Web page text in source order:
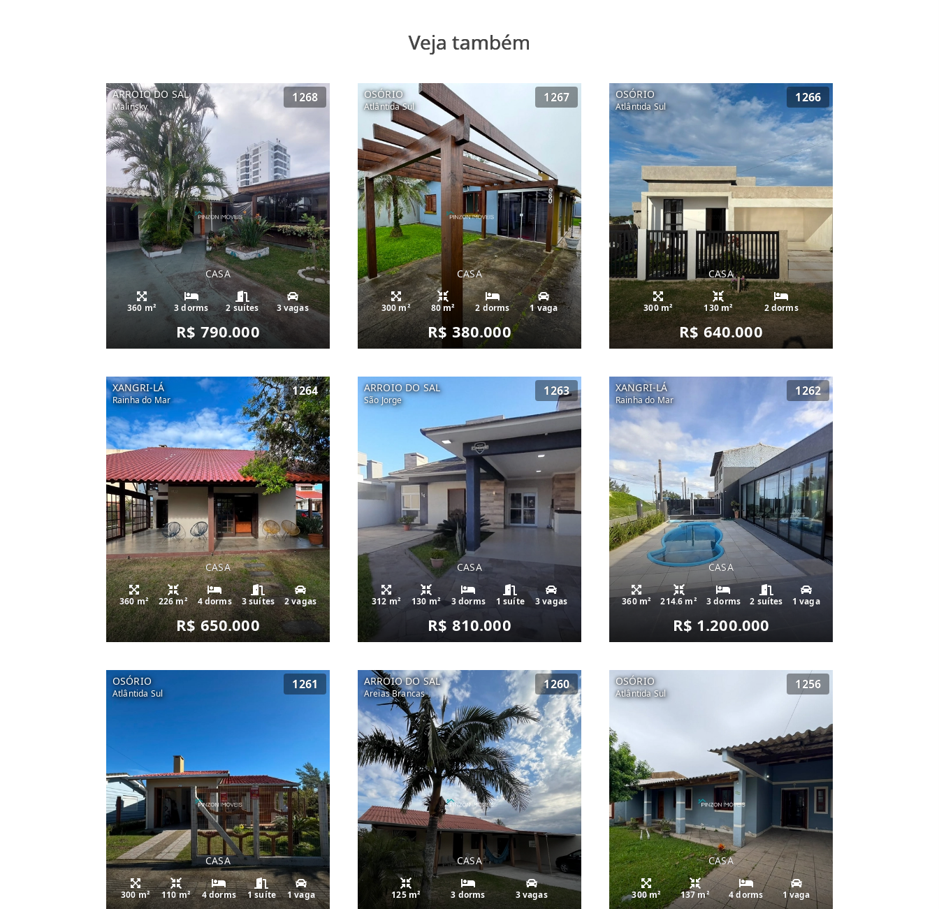
Veja também
ARROIO DO SAL
Malinsky
1268
CASA
360 m² 3 dorms 2 suítes 3 vagas
R$ 790.000
OSÓRIO
Atlântida Sul
1267
CASA
300 m² 80 m² 2 dorms 1 vaga
R$ 380.000
OSÓRIO
Atlântida Sul
1266
CASA
300 m² 130 m² 2 dorms
R$ 640.000
XANGRI-LÁ
Rainha do Mar
1264
CASA
360 m² 226 m² 4 dorms 3 suítes 2 vagas
R$ 650.000
ARROIO DO SAL
São Jorge
1263
CASA
312 m² 130 m² 3 dorms 1 suíte 3 vagas
R$ 810.000
XANGRI-LÁ
Rainha do Mar
1262
CASA
360 m² 214.6 m² 3 dorms 2 suítes 1 vaga
R$ 1.200.000
OSÓRIO
Atlântida Sul
1261
CASA
300 m² 110 m² 4 dorms 1 suíte 1 vaga
ARROIO DO SAL
Areias Brancas
1260
CASA
125 m² 3 dorms 3 vagas
OSÓRIO
Atlântida Sul
1256
CASA
300 m² 137 m² 4 dorms 1 vaga